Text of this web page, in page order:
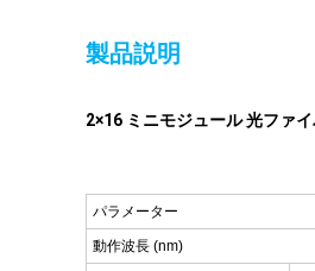
製品説明
2×16 ミニモジュール 光ファ
パラメーター
動作波長 (nm)